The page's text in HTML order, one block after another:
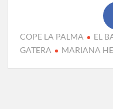
COPE LA PALMA EL
GATERA
MARIANA